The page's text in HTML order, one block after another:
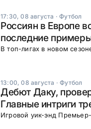
17:30, 08 августа ·Футбол
Россиян в Европе
последние
В топ-лигах в новом
13:00, 08 августа ·Футбол
Дебют Даку,
Главные интриги
Игровой уик-энд